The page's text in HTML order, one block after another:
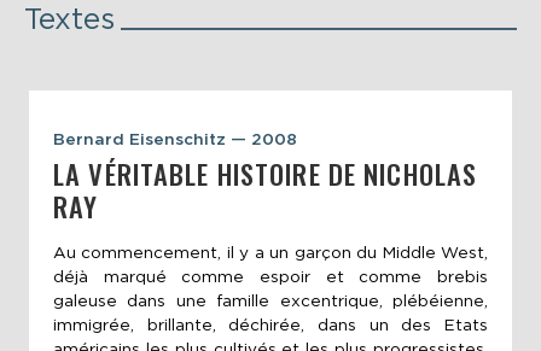
Textes
Bernard Eisenschitz — 2008
LA VÉRITABLE HISTOIRE DE NICHOLAS
RAY
Au commencement, il y a un garçon du Middle West,
déjà marqué comme espoir et comme brebis
galeuse dans une famille excentrique, plébéienne,
immigrée, brillante, déchirée, dans un des Etats